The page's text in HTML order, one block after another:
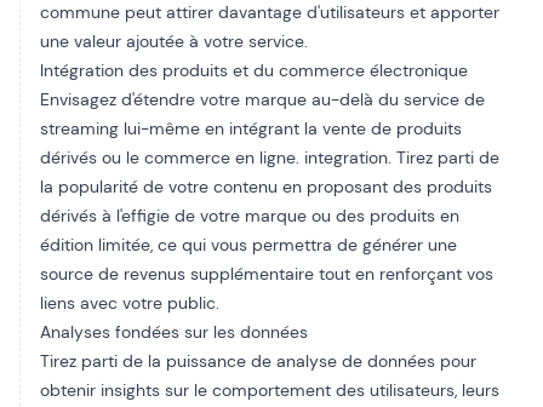
commune peut attirer davantage d'utilisateurs et apporter
une valeur ajoutée à votre service.
Intégration des produits et du commerce électronique
Envisagez d'étendre votre marque au-delà du service de
streaming lui-même en intégrant la vente de produits
dérivés ou le commerce en ligne. integration. Tirez parti de
la popularité de votre contenu en proposant des produits
dérivés à l'effigie de votre marque ou des produits en
édition limitée, ce qui vous permettra de générer une
source de revenus supplémentaire tout en renforçant vos
liens avec votre public.
Analyses fondées sur les données
Tirez parti de la puissance de analyse de données pour
obtenir insights sur le comportement des utilisateurs, leurs